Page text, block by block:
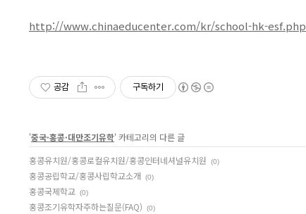
http://www.chinaeducenter.com/kr/school-hk-esf.php
공감 구독하기
'중국·홍콩·대만조기유학' 카테고리의 다른 글
홍콩유치원/홍콩로컬유치원/홍콩인터네셔널유치원
(0)
홍콩공립학교/홍콩사립학교소개 (0)
홍콩국제학교 (0)
홍콩조기유학자주하는질문(FAQ) (0)